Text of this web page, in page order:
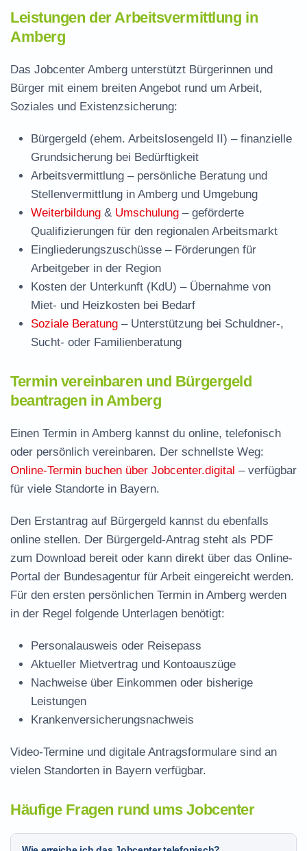
Leistungen der Arbeitsvermittlung in
Amberg
Das Jobcenter Amberg unterstützt Bürgerinnen und
Bürger mit einem breiten Angebot rund um Arbeit,
Soziales und Existenzsicherung:
Bürgergeld (ehem. Arbeitslosengeld II) – finanzielle
Grundsicherung bei Bedürftigkeit
Arbeitsvermittlung – persönliche Beratung und
Stellenvermittlung in Amberg und Umgebung
Weiterbildung & Umschulung – geförderte
Qualifizierungen für den regionalen Arbeitsmarkt
Eingliederungszuschüsse – Förderungen für
Arbeitgeber in der Region
Kosten der Unterkunft (KdU) – Übernahme von
Miet- und Heizkosten bei Bedarf
Soziale Beratung – Unterstützung bei Schuldner-,
Sucht- oder Familienberatung
Termin vereinbaren und Bürgergeld
beantragen in Amberg
Einen Termin in Amberg kannst du online, telefonisch
oder persönlich vereinbaren. Der schnellste Weg:
Online-Termin buchen über Jobcenter.digital – verfügbar
für viele Standorte in Bayern.
Den Erstantrag auf Bürgergeld kannst du ebenfalls
online stellen. Der Bürgergeld-Antrag steht als PDF
zum Download bereit oder kann direkt über das Online-
Portal der Bundesagentur für Arbeit eingereicht werden.
Für den ersten persönlichen Termin in Amberg werden
in der Regel folgende Unterlagen benötigt:
Personalausweis oder Reisepass
Aktueller Mietvertrag und Kontoauszüge
Nachweise über Einkommen oder bisherige
Leistungen
Krankenversicherungsnachweis
Video-Termine und digitale Antragsformulare sind an
vielen Standorten in Bayern verfügbar.
Häufige Fragen rund ums Jobcenter